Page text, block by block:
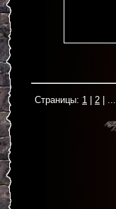
1 2 ...